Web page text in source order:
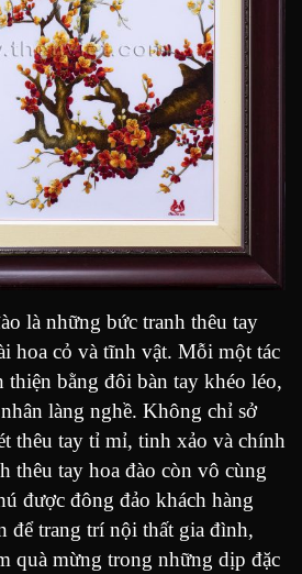
là những bức tranh thêu tay
hoa cỏ và tĩnh vật. Mỗi một tác
thiện bằng đôi bàn tay khéo léo,
làng nghề. Không chỉ sở
thêu tay tỉ mỉ, tinh xảo và chính
thêu tay hoa đào còn vô cùng
được đông đảo khách hàng
để trang trí nội thất gia đình,
quà mừng trong những dịp đặc